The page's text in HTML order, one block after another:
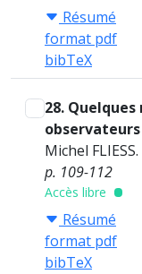
Résumé
format pdf
bibTeX
28.
Michel FLIESS.
p. 109-112
Accès libre
Résumé
format pdf
bibTeX